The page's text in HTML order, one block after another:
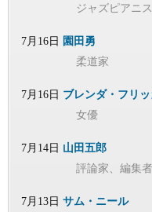
ジャズピアニ
7月16日 園田勇
柔道家
7月16日 ブレンダ・フリ
女優
7月14日 山田五郎
評論家、編集者
7月13日 サム・ニール